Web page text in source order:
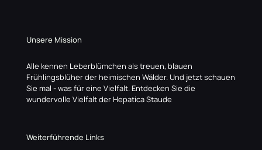
Unsere Mission
Alle kennen Leberblümchen als treuen, blauen
Frühlingsblüher der heimischen Wälder. Und jetzt schauen
Sie mal - was für eine Vielfalt. Entdecken Sie die
wundervolle Vielfalt der Hepatica Staude
Weiterführende Links